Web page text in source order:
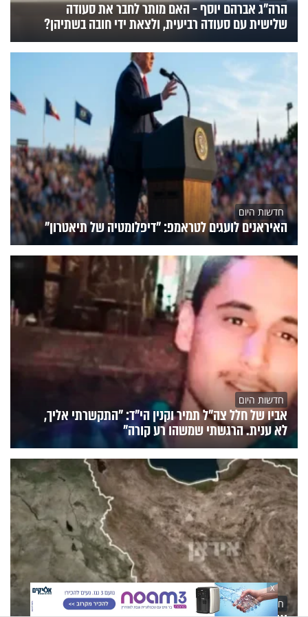
הרה"ג אברהם יוסף - האם מותר לחבר את סעודה
שלישית עם סעודה רביעית, ולצאת ידי חובה בשתיהן?
חדשות היום
האיראנים לועגים לטראמפ: "דיפלומטיה של תיאטרון"
חדשות היום
אביו של חלל צה"ל תמיר וקנין הי"ד: "התקשרתי אליך,
לא ענית. הרגשתי שמשהו רע קורה"
חדשות היום
X